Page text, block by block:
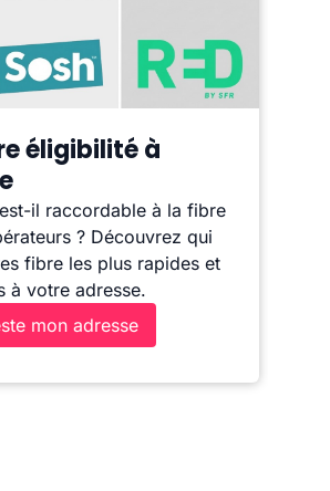
éligibilité à
il raccordable à la fibre
? Découvrez qui
fibre les plus rapides et
à votre adresse.
mon adresse